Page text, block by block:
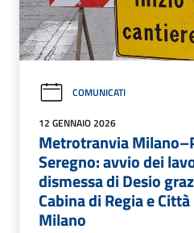
COMUNICATI
12 GENNAIO 2026
Metrotranvia
Seregno: avvio dei
dismessa di Desio
Cabina di Regia e
Milano